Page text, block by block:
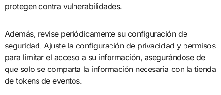
protegen contra vulnerabilidades.
Además, revise periódicamente su configuración de
seguridad. Ajuste la configuración de privacidad y permisos
para limitar el acceso a su información, asegurándose de
que solo se comparta la información necesaria con la tienda
de tokens de eventos.